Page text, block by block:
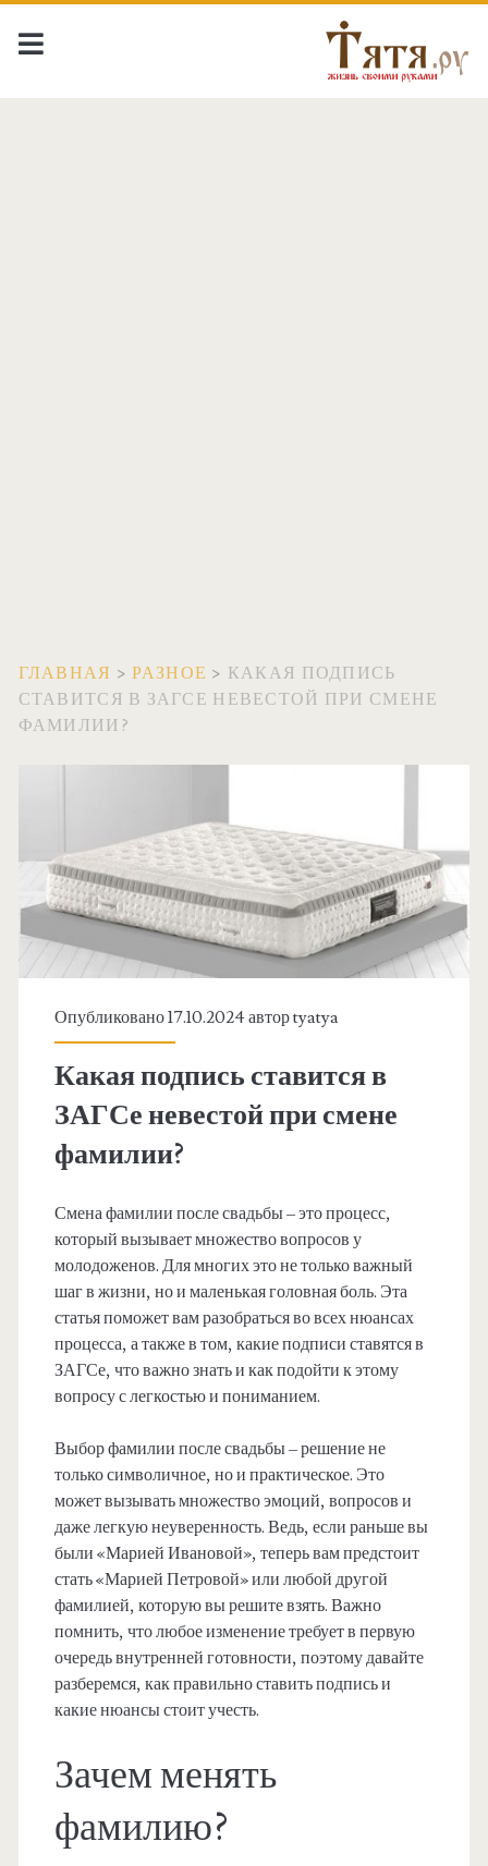
ГЛАВНАЯ >РАЗНОЕ > КАКАЯ ПОДПИСЬ
СТАВИТСЯ В ЗАГСЕ НЕВЕСТОЙ ПРИ СМЕНЕ
ФАМИЛИИ?
Опубликовано 17.10.2024 авторtyatya
Какая подпись ставится в
ЗАГСе невестой при смене
фамилии?
Смена фамилии после свадьбы – это процесс,
который вызывает множество вопросов у
молодоженов. Для многих это не только важный
шаг в жизни, но и маленькая головная боль. Эта
статья поможет вам разобраться во всех нюансах
процесса, а также в том, какие подписи ставятся в
ЗАГСе, что важно знать и как подойти к этому
вопросу с легкостью и пониманием.
Выбор фамилии после свадьбы – решение не
только символичное, но и практическое. Это
может вызывать множество эмоций, вопросов и
даже легкую неуверенность. Ведь, если раньше вы
были «Марией Ивановой», теперь вам предстоит
стать «Марией Петровой» или любой другой
фамилией, которую вы решите взять. Важно
помнить, что любое изменение требует в первую
очередь внутренней готовности, поэтому давайте
разберемся, как правильно ставить подпись и
какие нюансы стоит учесть.
Зачем менять
фамилию?